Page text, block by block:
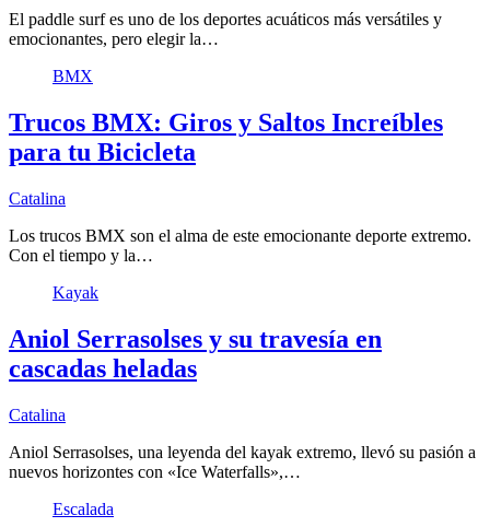
El paddle surf es uno de los deportes acuáticos más versátiles y
emocionantes, pero elegir la…
BMX
Trucos BMX: Giros y Saltos Increíbles
para tu Bicicleta
Catalina
Los trucos BMX son el alma de este emocionante deporte extremo.
Con el tiempo y la…
Kayak
Aniol Serrasolses y su travesía en
cascadas heladas
Catalina
Aniol Serrasolses, una leyenda del kayak extremo, llevó su pasión a
nuevos horizontes con «Ice Waterfalls»,…
Escalada